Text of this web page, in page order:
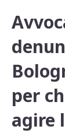
per
agire